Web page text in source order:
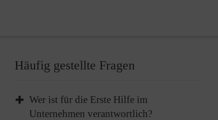
Häufig gestellte Fragen
Wer ist für die Erste Hilfe im
Unternehmen verantwortlich?